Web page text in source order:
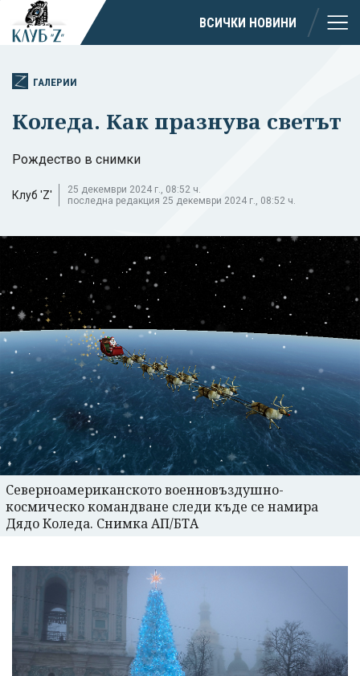
ВСИЧКИ НОВИНИ
ГАЛЕРИИ
Коледа. Как празнува светът
Рождество в снимки
Клуб 'Z'
25 декември 2024 г., 08:52 ч.
последна редакция 25 декември 2024 г., 08:52 ч.
Северноамериканското военновъздушно-
космическо командване следи къде се намира
Дядо Коледа. Снимка АП/БТА